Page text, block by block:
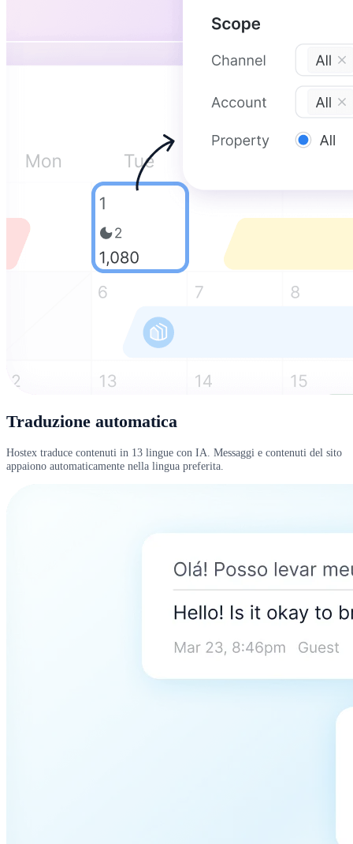
Traduzione automatica
Hostex traduce contenuti in 13 lingue con IA. Messaggi e contenuti del sito
appaiono automaticamente nella lingua preferita.